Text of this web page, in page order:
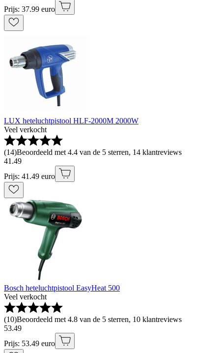
Prijs: 37.99 euro
LUX heteluchtpistool HLF-2000M 2000W
Veel verkocht
(14)Beoordeeld met 4.4 van de 5 sterren, 14 klantreviews
41.49
Prijs: 41.49 euro
Bosch heteluchtpistool EasyHeat 500
Veel verkocht
(10)Beoordeeld met 4.8 van de 5 sterren, 10 klantreviews
53.49
Prijs: 53.49 euro